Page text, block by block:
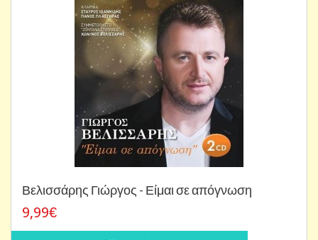
Βελισσάρης Γιώργος - Είμαι σε απόγνωση
9,99€